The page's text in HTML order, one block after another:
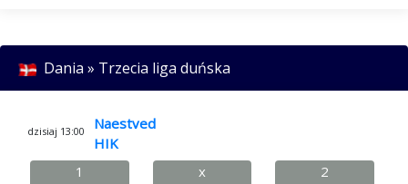
Dania » Trzecia liga duńska
dzisiaj 13:00
Naestved
HIK
1
x
2